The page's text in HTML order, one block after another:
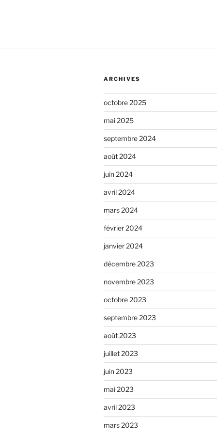
e
n
t
a
i
r
e
ARCHIVES
octobre 2025
mai 2025
septembre 2024
août 2024
juin 2024
avril 2024
mars 2024
février 2024
janvier 2024
décembre 2023
novembre 2023
octobre 2023
septembre 2023
août 2023
juillet 2023
juin 2023
mai 2023
avril 2023
mars 2023